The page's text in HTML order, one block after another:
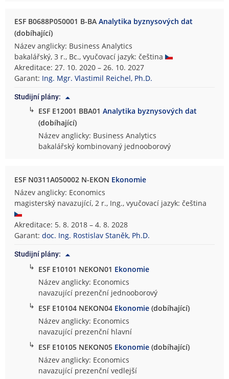
ESF B0688P050001 B-BAAnalytika byznysových dat
(dobíhající)
Název anglicky: Business Analytics
bakalářský, 3 r., Bc., vyučovací jazyk: čeština
Akreditace: 27. 10. 2020 – 26. 10. 2027
Garant: Ing. Mgr. Vlastimil Reichel, Ph.D.
Studijní plány:
↳ ESF E12001 BBA01Analytika byznysových dat
(dobíhající)
Název anglicky: Business Analytics
bakalářský kombinovaný jednooborový
ESF N0311A050002 N-EKON Ekonomie
Název anglicky: Economics
magisterský navazující, 2 r., Ing., vyučovací jazyk: čeština
Akreditace: 5. 8. 2018 – 4. 8. 2028
Garant:doc. Ing. Rostislav Staněk, Ph.D.
Studijní plány:
↳ ESF E10101 NEKON01 Ekonomie
Název anglicky: Economics
navazující prezenční jednooborový
↳ ESF E10104 NEKON04 Ekonomie (dobíhající)
Název anglicky: Economics
navazující prezenční hlavní
↳ ESF E10105 NEKON05 Ekonomie (dobíhající)
Název anglicky: Economics
navazující prezenční vedlejší